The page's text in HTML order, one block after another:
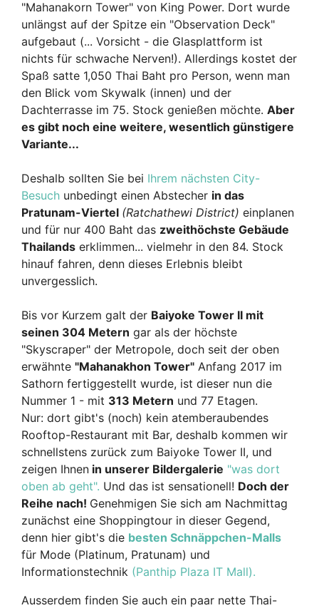
"Mahanakorn Tower" von King Power. Dort wurde
unlängst auf der Spitze ein "Observation Deck"
aufgebaut (... Vorsicht - die Glasplattform ist
nichts für schwache Nerven!). Allerdings kostet der
Spaß satte 1,050 Thai Baht pro Person, wenn man
den Blick vom Skywalk (innen) und der
Dachterrasse im 75. Stock genießen möchte. Aber
es gibt noch eine weitere, wesentlich günstigere
Variante...
Deshalb sollten Sie bei Ihrem nächsten City-
Besuch unbedingt einen Abstecher in das
Pratunam-Viertel (Ratchathewi District) einplanen
und für nur 400 Baht das zweithöchste Gebäude
Thailands erklimmen... vielmehr in den 84. Stock
hinauf fahren, denn dieses Erlebnis bleibt
unvergesslich.
Bis vor Kurzem galt der Baiyoke Tower II mit
seinen 304 Metern gar als der höchste
"Skyscraper" der Metropole, doch seit der oben
erwähnte "Mahanakhon Tower" Anfang 2017 im
Sathorn fertiggestellt wurde, ist dieser nun die
Nummer 1 - mit 313 Metern und 77 Etagen.
Nur: dort gibt's (noch) kein atemberaubendes
Rooftop-Restaurant mit Bar, deshalb kommen wir
schnellstens zurück zum Baiyoke Tower II, und
zeigen Ihnen in unserer Bildergalerie "was dort
oben ab geht". Und das ist sensationell! Doch der
Reihe nach! Genehmigen Sie sich am Nachmittag
zunächst eine Shoppingtour in dieser Gegend,
denn hier gibt's die besten Schnäppchen-Malls
für Mode (Platinum, Pratunam) und
Informationstechnik (Panthip Plaza IT Mall).
Ausserdem finden Sie auch ein paar nette Thai-